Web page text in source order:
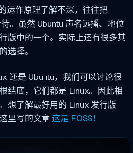
运作原理了解不深，往往把
。虽然 Ubuntu 声名远播、地位
版中的一个。实际上还有很多其
选择。
还是 Ubuntu，我们可以讨论很
结底，它们都是 Linux。因此相
想了解最好用的 Linux 发行版
里写的文章这是 FOSS！